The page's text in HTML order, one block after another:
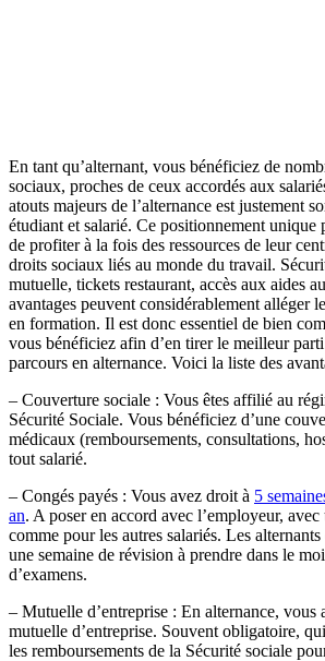
En tant qu’alternant, vous bénéficiez de
sociaux, proches de ceux accordés aux
atouts majeurs de l’alternance est justement
étudiant et salarié. Ce positionnement unique
de profiter à la fois des ressources de leur
droits sociaux liés au monde du travail.
mutuelle, tickets restaurant, accès aux aides
avantages peuvent considérablement alléger
en formation. Il est donc essentiel de bien
vous bénéficiez afin d’en tirer le meilleur
parcours en alternance. Voici la liste des
– Couverture sociale : Vous êtes affilié au
Sécurité Sociale. Vous bénéficiez d’une
médicaux (remboursements, consultations,
tout salarié.
– Congés payés : Vous avez droit à 5
an. A poser en accord avec l’employeur,
comme pour les autres salariés. Les
une semaine de révision à prendre dans le
d’examens.
– Mutuelle d’entreprise : En alternance, vous
mutuelle d’entreprise. Souvent obligatoire,
les remboursements de la Sécurité sociale